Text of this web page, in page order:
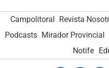
Campolitoral Revista
Podcasts Mirador Provincial
Notife